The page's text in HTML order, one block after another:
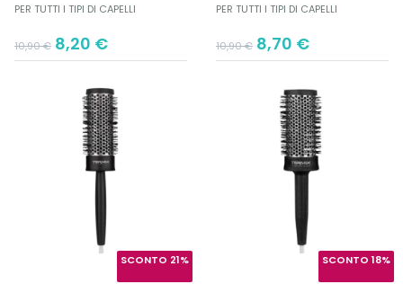
PER TUTTI I TIPI DI CAPELLI
10,90€
Original
price
8,20 €
Current
price
PER TUTTI I TIPI DI CAPELLI
10,90€
Original
price
10,90 €.
8,70 €
Current
price
SCONTO 21% SCONTO 18%